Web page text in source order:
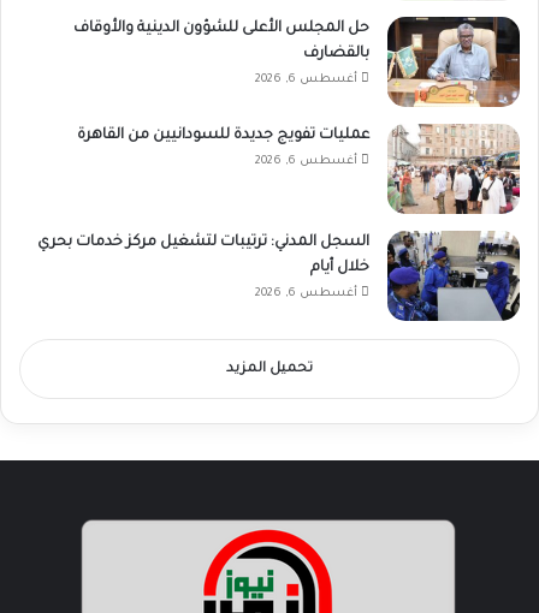
حل المجلس الأعلى للشؤون الدينية والأوقاف
بالقضارف
أغسطس 6, 2026
عمليات تفويج جديدة للسودانيين من القاهرة
أغسطس 6, 2026
السجل المدني: ترتيبات لتشغيل مركز خدمات بحري
خلال أيام
أغسطس 6, 2026
تحميل المزيد